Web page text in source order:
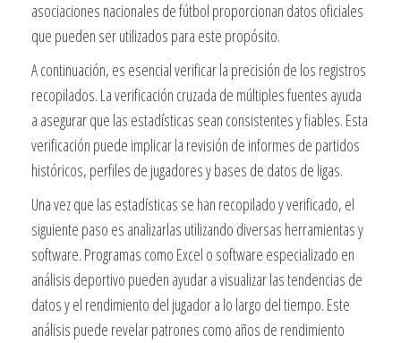
asociaciones nacionales de fútbol proporcionan datos oficiales
que pueden ser utilizados para este propósito.
A continuación, es esencial verificar la precisión de los registros
recopilados. La verificación cruzada de múltiples fuentes ayuda
a asegurar que las estadísticas sean consistentes y fiables. Esta
verificación puede implicar la revisión de informes de partidos
históricos, perfiles de jugadores y bases de datos de ligas.
Una vez que las estadísticas se han recopilado y verificado, el
siguiente paso es analizarlas utilizando diversas herramientas y
software. Programas como Excel o software especializado en
análisis deportivo pueden ayudar a visualizar las tendencias de
datos y el rendimiento del jugador a lo largo del tiempo. Este
análisis puede revelar patrones como años de rendimiento